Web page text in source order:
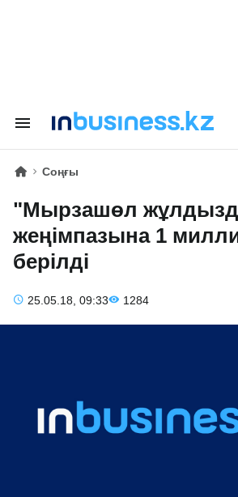
Соңғы
"Мырзашөл
жеңімпазына 1
берілді
25.05.18, 09:33 1284